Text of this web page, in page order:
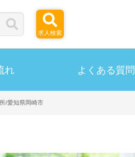
求人検索
れ よくある質問
/愛知県岡崎市